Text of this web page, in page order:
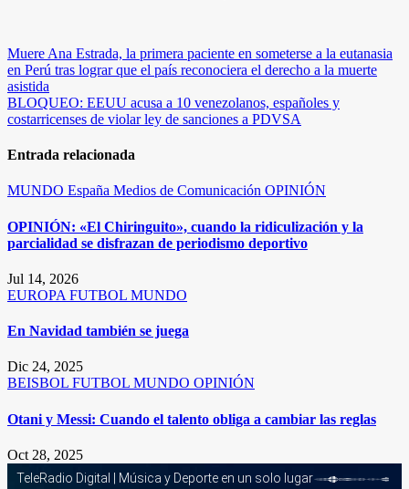
Navegación
de
entradas
Muere Ana Estrada, la primera paciente en someterse a la eutanasia
en Perú tras lograr que el país reconociera el derecho a la muerte
asistida
BLOQUEO: EEUU acusa a 10 venezolanos, españoles y
costarricenses de violar ley de sanciones a PDVSA
Entrada relacionada
MUNDO España Medios de Comunicación OPINIÓN
OPINIÓN: «El Chiringuito», cuando la ridiculización y la
parcialidad se disfrazan de periodismo deportivo
Jul 14, 2026
EUROPA FUTBOL MUNDO
En Navidad también se juega
Dic 24, 2025
BEISBOL FUTBOL MUNDO OPINIÓN
Otani y Messi: Cuando el talento obliga a cambiar las reglas
Oct 28, 2025